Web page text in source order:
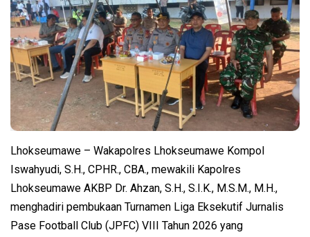
Lhokseumawe – Wakapolres Lhokseumawe Kompol
Iswahyudi, S.H., CPHR., CBA., mewakili Kapolres
Lhokseumawe AKBP Dr. Ahzan, S.H., S.I.K., M.S.M., M.H.,
menghadiri pembukaan Turnamen Liga Eksekutif Jurnalis
Pase Football Club (JPFC) VIII Tahun 2026 yang